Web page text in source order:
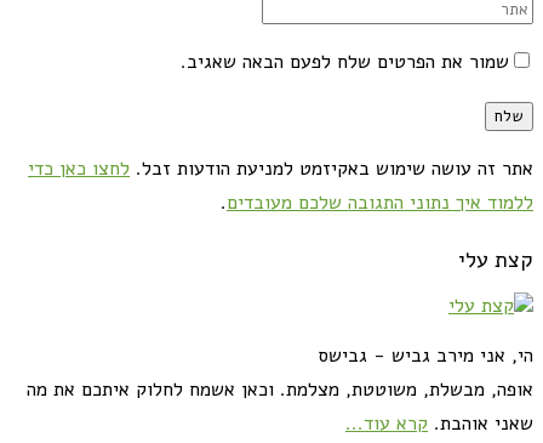
שמור את הפרטים שלח לפעם הבאה שאגיב.
אתר זה עושה שימוש באקיזמט למניעת הודעות זבל. לחצו כאן כדי
ללמוד איך נתוני התגובה שלכם מעובדים.
קצת עלי
הי, אני מירב גביש - גבישס
אופה, מבשלת, משוטטת, מצלמת. וכאן אשמח לחלוק איתכם את מה
שאני אוהבת. קרא עוד...